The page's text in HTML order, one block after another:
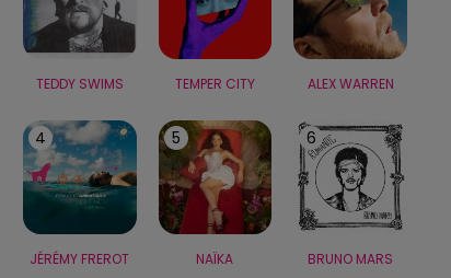
TEDDY SWIMS TEMPER CITY ALEX WARREN
4
JÉRÉMY FREROT
5
NAÏKA
6
BRUNO MARS